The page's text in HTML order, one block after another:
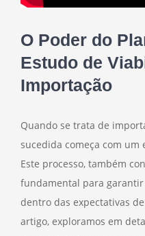
O Poder do
Estudo de
Importação
Quando se trata de
sucedida começa com
Este processo, também
fundamental para
dentro das expectativas
artigo, exploramos em